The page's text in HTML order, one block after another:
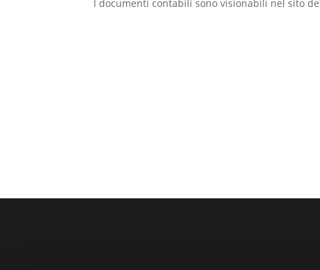
I documenti contabili sono visionabili nel sito